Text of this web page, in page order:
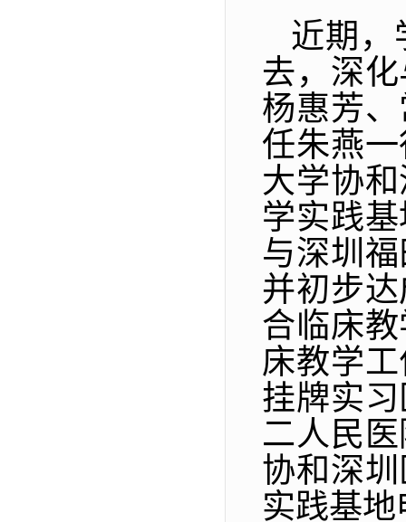
近期，
去，深
杨惠芳
任朱燕
大学协
学实践
与深圳
并初步
合临床
床教学
挂牌实
二人民
协和深
实践基